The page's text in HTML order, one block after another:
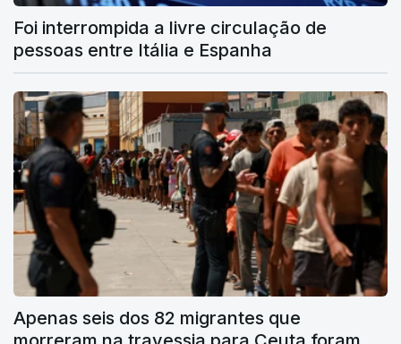
Foi interrompida a livre circulação de
pessoas entre Itália e Espanha
Apenas seis dos 82 migrantes que